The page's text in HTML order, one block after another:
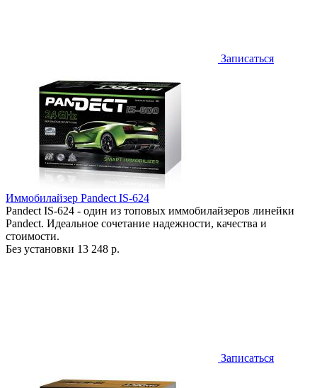
Записаться
Иммобилайзер Pandect IS-624
Pandect IS-624 - один из топовых иммобилайзеров линейки
Pandect. Идеальное сочетание надежности, качества и
стоимости.
Без установки 13 248 р.
Записаться